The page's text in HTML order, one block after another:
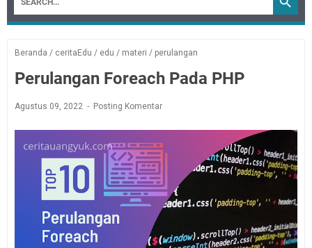
Beranda / ceritaEdu / edu / materi / perulangan
Perulangan Foreach Pada PHP
Agustus 09, 2022 Posting Komentar